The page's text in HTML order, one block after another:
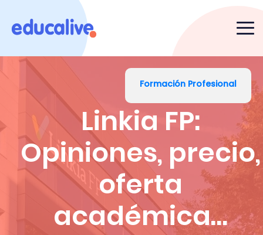
Formación Profesional
Linkia FP:
Opiniones, precio,
oferta
académica…